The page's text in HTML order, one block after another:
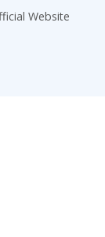
Website